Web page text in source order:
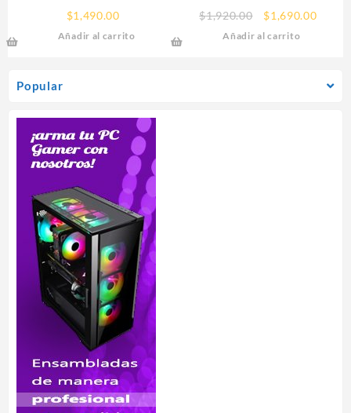
Popular
1700, 2*DDR4 3200MHZ,
1*HDMI, 1*VGA, MICRO ATX
$1,490.00
Añadir al carrito
12100F S-1700 4CORES
4.30GHZ 65W SIN
$1,920.00
Original
price
$1,690.00
Añadir al carrito